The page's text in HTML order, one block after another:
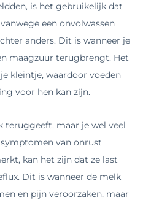
is het gebruikelijk dat
een onvolwassen
anders. Dit is wanneer je
maagzuur terugbrengt. Het
kleintje, waardoor voeden
voor hen kan zijn.
teruggeeft, maar je wel veel
van onrust
kan het zijn dat ze last
Dit is wanneer de melk
en pijn veroorzaken, maar